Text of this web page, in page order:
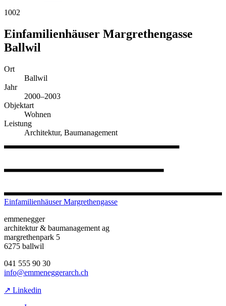
1002
Einfamilienhäuser Margrethengasse
Ballwil
Ort
Ballwil
Jahr
2000–2003
Objektart
Wohnen
Leistung
Architektur, Baumanagement
Einfamilienhäuser Margrethengasse
emmenegger
architektur & baumanagement ag
margrethenpark 5
6275 ballwil
041 555 90 30
info@emmeneggerarch.ch
↗ Linkedin